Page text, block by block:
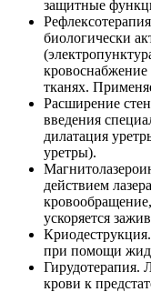
защитные
биологически
тканях.
Расширение
введения
дилатация
уретры).
действием
ускоряется
при помощи
Гирудотерапия.
крови к